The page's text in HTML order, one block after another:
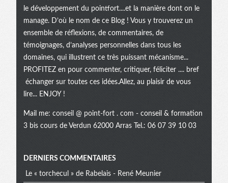
le développement du pointfort....et la manière dont on le
manage. D’où le nom de ce Blog ! Vous y trouverez un
ensemble de réflexions, de commentaires, de
témoignages, d’analyses personnelles dans tous les
domaines, qui illustrent ce très puissant mécanisme...
PROFITEZ en pour commenter, critiquer, féliciter .... bref
échanger sur toutes ces idées.Allez, au plaisir de vous
lire... ENJOY !
Mail me: conseil @ point-fort . com - conseil & formation
3 bis cours de Verdun 62000 Arras Tel.: 06 07 39 10 03
Menu
DERNIERS COMMENTAIRES
Le « torchecul » de Rabelais - René Meunier